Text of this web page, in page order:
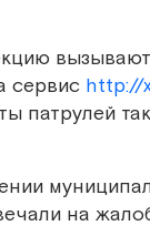
сервис http://
патрулей
на